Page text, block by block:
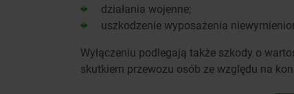
działania wojenne;
uszkodzenie wyposażenia
Wyłączeniu podlegają także szkody o
skutkiem przewozu osób ze względu na